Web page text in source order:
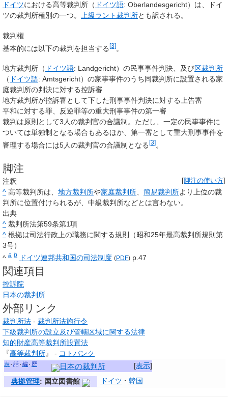
ドイツにおける高等裁判所（ ドイツ語: Oberlandesgericht）は、ドイ
ツの裁判所種別の一つ。 上級ラント裁判所とも訳される。
裁判権
基本的には以下の裁判を担当する [3] 。
地方裁判所（ ドイツ語: Landgericht）の民事事件判決、及び区裁判所
（ ドイツ語: Amtsgericht）の家事事件のうち同裁判所に設置される家
庭裁判所の判決に対する控訴審
地方裁判所が控訴審として下した刑事事件判決に対する上告審
平和に対する罪、反逆罪等の重大刑事事件の第一審
裁判は原則として3人の裁判官の合議制。ただし、一定の民事事件に
ついては単独制となる場合もあるほか、第一審として重大刑事事件を
審理する場合には5人の裁判官の合議制となる [3] 。
脚注
[脚注の使い方]
注釈
^ 高等裁判所は、 地方裁判所や家庭裁判所 簡易裁判所より上位の裁
判所に位置付けられるが、中級裁判所などとは言わない。
出典
^ 裁判所法第59条第1項
^ 根拠は司法行政上の職務に関する規則（昭和25年最高裁判所規則第
3号）
^ a b ドイツ連邦共和国の司法制度 (PDF) p.47
関連項目
控訴院
日本の裁判所
外部リンク
裁判所法 - 裁判所法施行令
下級裁判所の設立及び管轄区域に関する法律
知的財産高等裁判所設置法
『高等裁判所』 - コトバンク
[表示]
表 話 編 歴 日本の裁判所
典拠管理: 国立図書館 ドイツ 韓国